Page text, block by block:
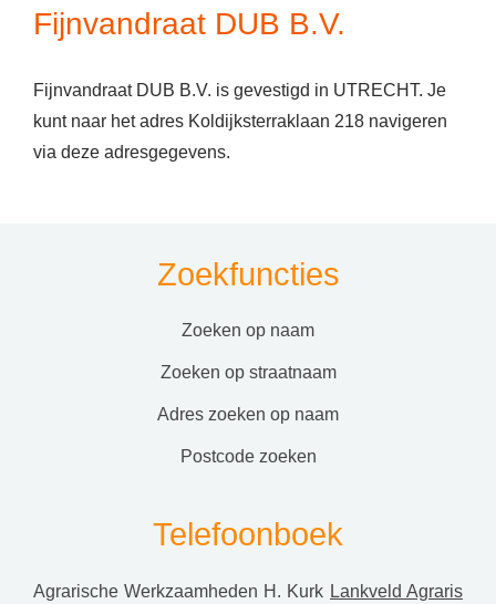
Fijnvandraat DUB B.V.
Fijnvandraat DUB B.V. is gevestigd in UTRECHT. Je
kunt naar het adres Koldijksterraklaan 218 navigeren
via deze adresgegevens.
Zoekfuncties
zoeken op naam
zoeken op straatnaam
adres zoeken op naam
postcode zoeken
Telefoonboek
Agrarische Werkzaamheden H. Kurk Lankveld Agraris